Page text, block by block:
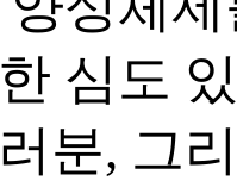
심도
분, 그